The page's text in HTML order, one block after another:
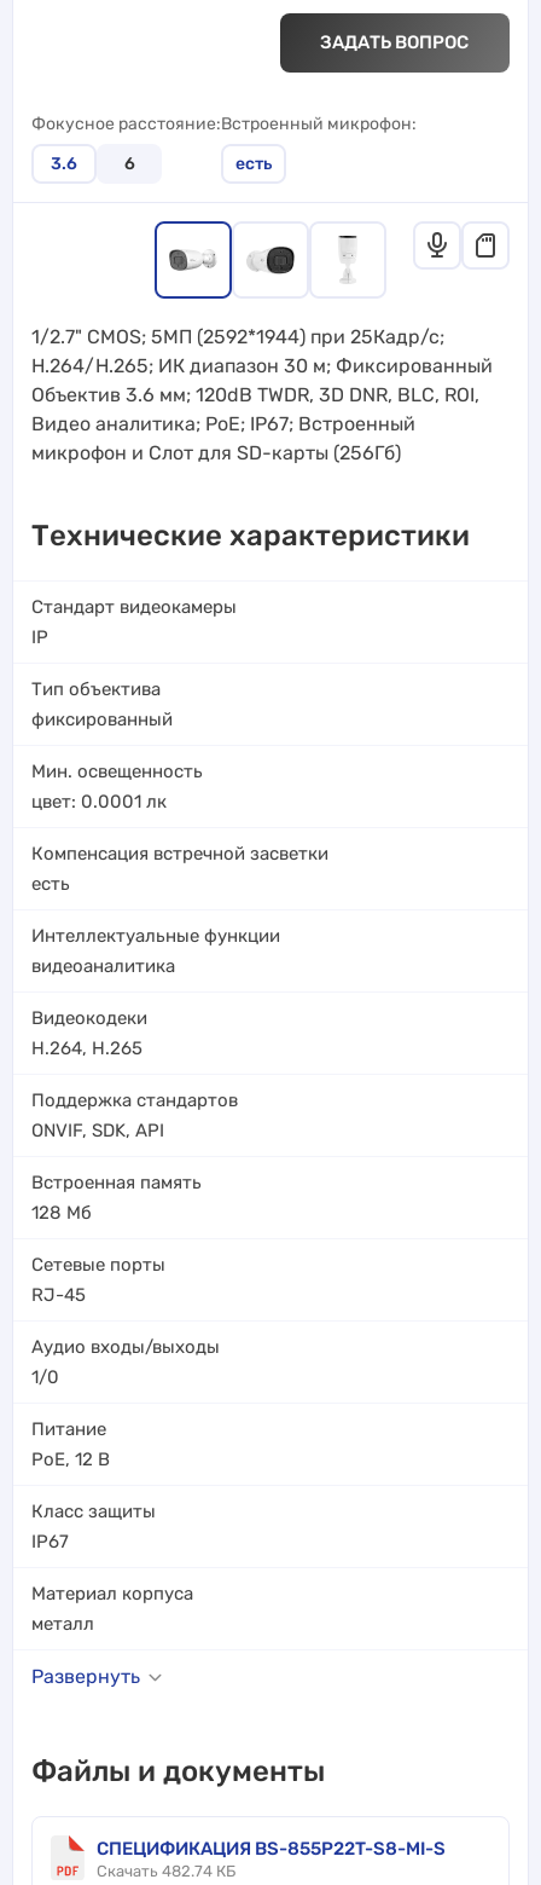
ЗАДАТЬ ВОПРОС
Фокусное расстояние
3.6
6
Встроенный микрофон
есть
1/2.7" CMOS; 5МП (2592*1944) при 25Кадр/с;
H.264/H.265; ИК диапазон 30 м; Фиксированный
Объектив 3.6 мм; 120dB TWDR, 3D DNR, BLC, ROI,
Видео аналитика; PoE; IP67; Встроенный
микрофон и Слот для SD-карты (256Гб)
Технические характеристики
Стандарт видеокамеры
IP
Тип объектива
фиксированный
Мин. освещенность
цвет: 0.0001 лк
Компенсация встречной засветки
есть
Интеллектуальные функции
видеоаналитика
Видеокодеки
H.264, H.265
Поддержка стандартов
ONVIF, SDK, API
Встроенная память
128 Мб
Сетевые порты
RJ-45
Аудио входы/выходы
1/0
Питание
PoE, 12 В
Класс защиты
IP67
Материал корпуса
металл
Развернуть
Файлы и документы
СПЕЦИФИКАЦИЯ BS-855P22T-S8-MI-S
Скачать 482.74 КБ